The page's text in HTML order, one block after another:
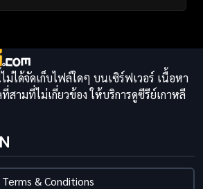
ม่ได้จัดเก็บไฟล์ใดๆ บนเซิร์ฟเวอร์ เนื้อหา
สามที่ไม่เกี่ยวข้อง ให้บริการดูซีรีย์เกาหลี
Terms & Conditions